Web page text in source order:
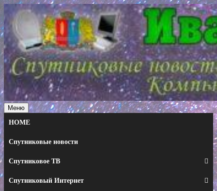
Перейти
к
содержимому
Меню
HOME
Спутниковые новости
Спутниковое ТВ
Спутниковый Интернет